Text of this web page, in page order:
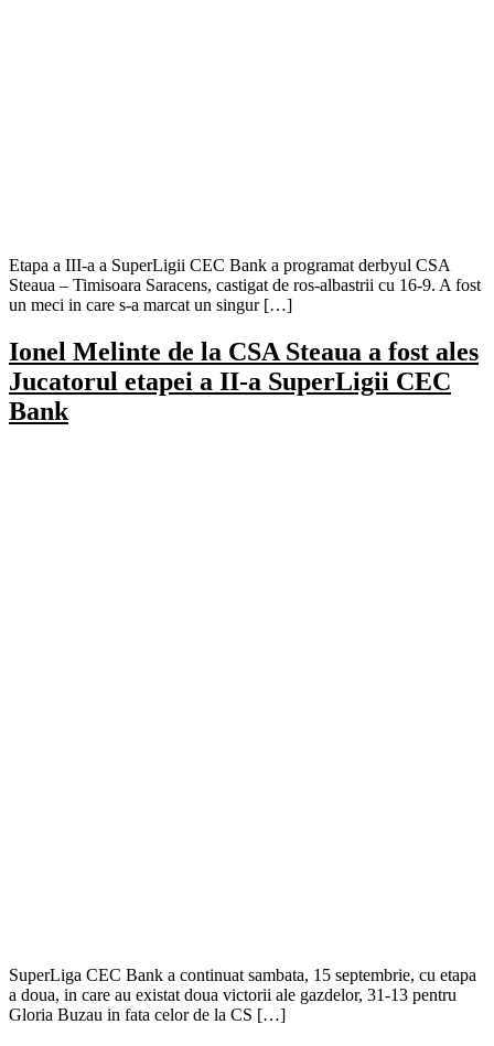
Etapa a III-a a SuperLigii CEC Bank a programat derbyul CSA
Steaua – Timisoara Saracens, castigat de ros-albastrii cu 16-9. A fost
un meci in care s-a marcat un singur […]
Ionel Melinte de la CSA Steaua a fost ales
Jucatorul etapei a II-a SuperLigii CEC
Bank
SuperLiga CEC Bank a continuat sambata, 15 septembrie, cu etapa
a doua, in care au existat doua victorii ale gazdelor, 31-13 pentru
Gloria Buzau in fata celor de la CS […]